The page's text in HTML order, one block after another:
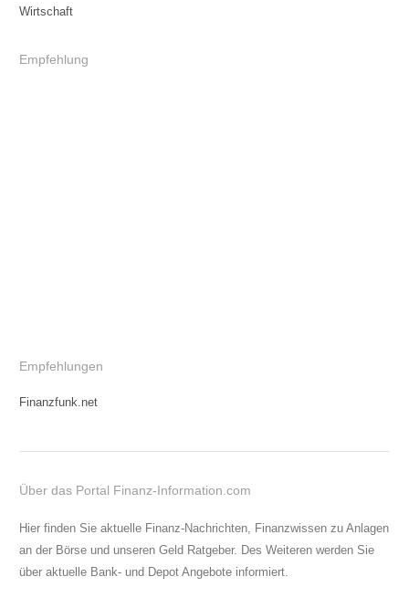
Wirtschaft
Empfehlung
Empfehlungen
Finanzfunk.net
Über das Portal Finanz-Information.com
Hier finden Sie aktuelle Finanz-Nachrichten, Finanzwissen zu Anlagen
an der Börse und unseren Geld Ratgeber. Des Weiteren werden Sie
über aktuelle Bank- und Depot Angebote informiert.